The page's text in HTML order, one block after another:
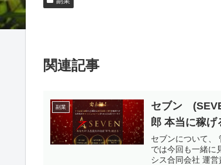
関連記事
副業
セブン
郎 本当に稼げ
セブンについて、
では今回も一緒
シス合同会社